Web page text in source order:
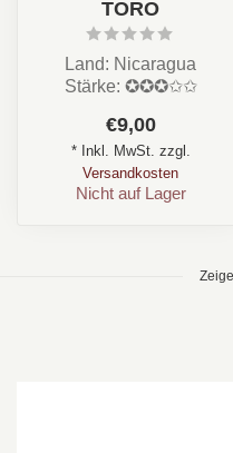
TORO
Land: Nicaragua
Stärke: ✪✪✪✩✩
Nuss, Süß, Vanille, Zimt
...
€9,00
* Inkl. MwSt. zzgl.
Versandkosten
Nicht auf Lager
Zeige